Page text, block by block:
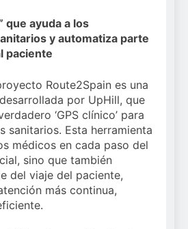
que ayuda a los
y automatiza parte
paciente
Route2Spain es una
por UpHill, que
‘GPS clínico’ para
sanitarios. Esta herramienta
médicos en cada paso del
sino que también
del viaje del paciente,
más continua,